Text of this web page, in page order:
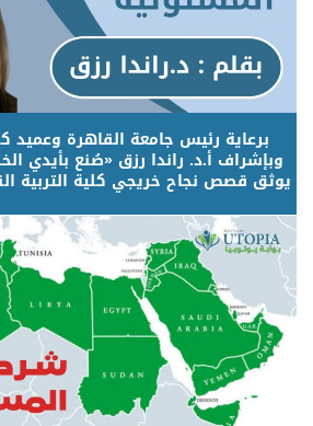
برعاية رئيس جامعة القاهرة وعميد
وبإشراف أ.د. راندا رزق «صُنع بأيدي
يوثق قصص نجاح خريجي كلية التربية